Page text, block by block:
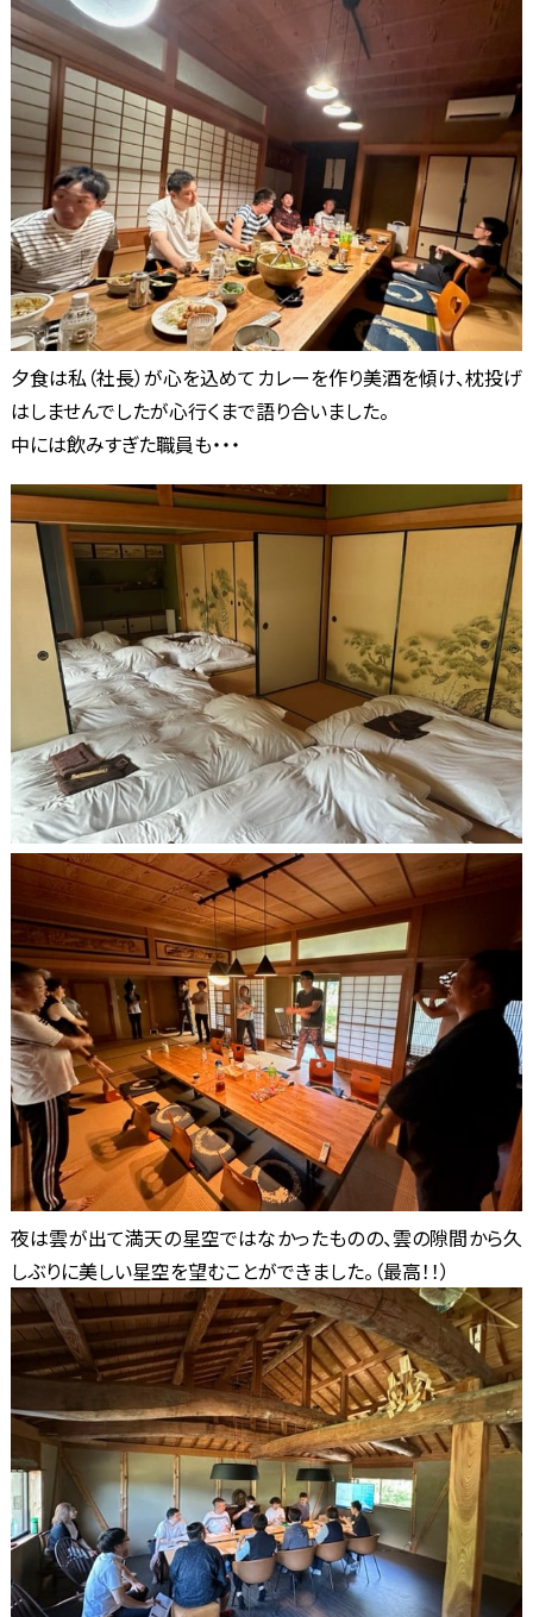
夕食は私（社長）が心を込めてカレーを作り美酒を傾け、枕投げ
はしませんでしたが心行くまで語り合いました。
中には飲みすぎた職員も・・・
夜は雲が出て満天の星空ではなかったものの、雲の隙間から久
しぶりに美しい星空を望むことができました。（最高！！）